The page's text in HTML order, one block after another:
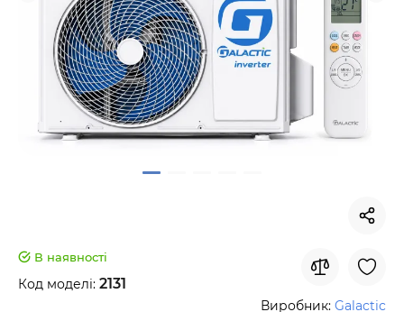
В наявності
Код моделі: 2131
Виробник: Galactic